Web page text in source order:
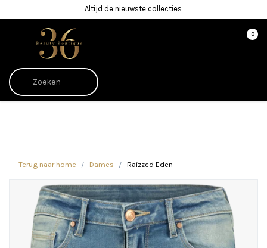
Altijd de nieuwste collecties
0
Terug naar home Dames Raizzed Eden